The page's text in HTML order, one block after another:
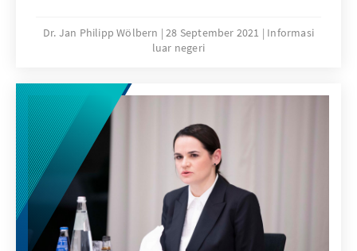
Annäherung an die EU vorläufig verlassen
haben, richten insbesondere die Ukraine,
Westen.
Dr. Jan Philipp Wölbern 28 September 2021
Informasi
luar negeri